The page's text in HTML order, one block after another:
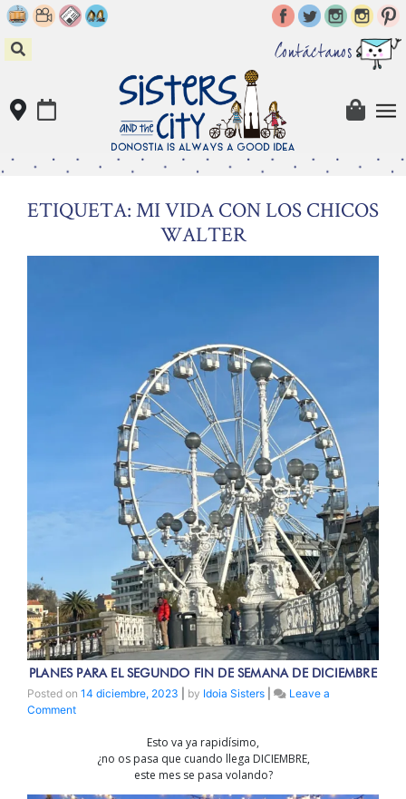
Skip
to
content
Contáctanos
ETIQUETA: MI VIDA CON LOS CHICOS
WALTER
PLANES PARA EL SEGUNDO FIN DE SEMANA DE DICIEMBRE
Posted on 14 diciembre, 2023 by Idoia Sisters
Leave a
Commenton
Esto va ya rapidísimo,
¿no os pasa que cuando llega DICIEMBRE,
este mes se pasa volando?